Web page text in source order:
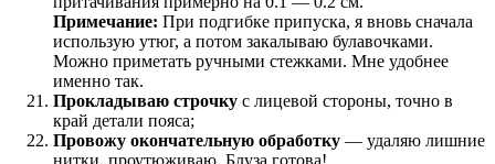
Примечание: При подгибке припуска, я вновь сначала
использую утюг, а потом закалываю булавочками.
Можно приметать ручными стежками. Мне удобнее
именно так.
Прокладываю строчку с лицевой стороны, точно в
край детали пояса;
Провожу окончательную обработку — удаляю лишние